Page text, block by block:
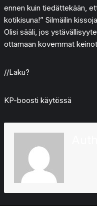
ennen kuin tiedättekään,
kotikisuna!” Silmäilin
Olisi sääli, jos
ottamaan kovemmat
//Laku?
KP-boosti käytössä